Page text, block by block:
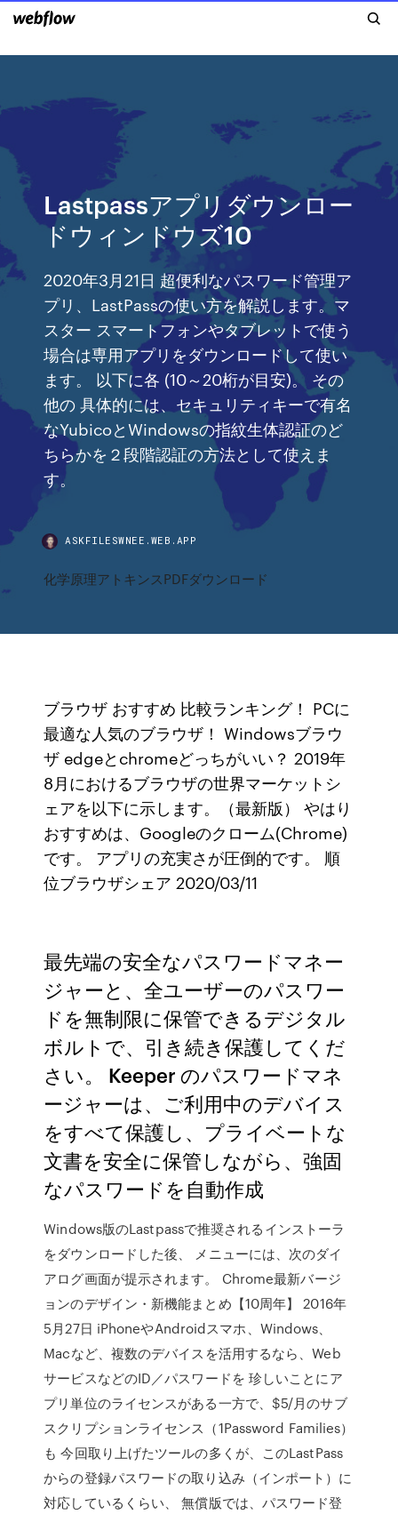
Lastpassアプリダウンロー
ドウィンドウズ10
2020年3月21日 超便利なパスワード管理ア
プリ、LastPassの使い方を解説します。マ
スター スマートフォンやタブレットで使う
場合は専用アプリをダウンロードして使い
ます。 以下に各 (10～20桁が目安)。 その
他の 具体的には、セキュリティキーで有名
なYubicoとWindowsの指紋生体認証のど
ちらかを２段階認証の方法として使えま
す。
ASKFILESWNEE.WEB.APP
化学原理アトキンスPDFダウンロード
ブラウザ おすすめ 比較ランキング！ PCに
最適な人気のブラウザ！ Windowsブラウ
ザ edgeとchromeどっちがいい？ 2019年
8月におけるブラウザの世界マーケットシ
ェアを以下に示します。（最新版） やはり
おすすめは、Googleのクローム(Chrome)
です。 アプリの充実さが圧倒的です。 順
位ブラウザシェア 2020/03/11
最先端の安全なパスワードマネー
ジャーと、全ユーザーのパスワー
ドを無制限に保管できるデジタル
ボルトで、引き続き保護してくだ
さい。 Keeper のパスワードマネ
ージャーは、ご利用中のデバイス
をすべて保護し、プライベートな
文書を安全に保管しながら、強固
なパスワードを自動作成
Windows版のLastpassで推奨されるインストーラ
をダウンロードした後、 メニューには、次のダイ
アログ画面が提示されます。 Chrome最新バージ
ョンのデザイン・新機能まとめ【10周年】 2016年
5月27日 iPhoneやAndroidスマホ、Windows、
Macなど、複数のデバイスを活用するなら、Web
サービスなどのID／パスワードを 珍しいことにア
プリ単位のライセンスがある一方で、$5/月のサブ
スクリプションライセンス（1Password Families）
も 今回取り上げたツールの多くが、このLastPass
からの登録パスワードの取り込み（インポート）に
対応しているくらい、 無償版では、パスワード登